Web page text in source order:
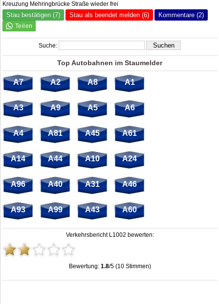
Kreuzung Mehringbrücke Straße wieder frei
Stau bestätigen (7) Stau als beendet melden (6) Kommentare (2)
Suche:
Top Autobahnen im Staumelder
A7 A2 A8 A1
A3 A9 A5 A6
A4 A81 A45 A61
A14 A44 A10 A24
A96 A40 A31 A46
A93 A99 A43 A60
Verkehrsbericht L1002 bewerten:
Bewertung: 1.8/5 (10 Stimmen)
Stau L1002: Unfälle, Sperrung & Baustellen | Staumelder L1002 ,1.8out of5